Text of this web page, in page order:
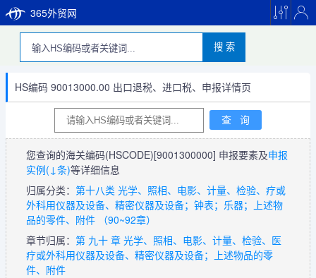
365外贸网
搜 索
HS编码 90013000.00 出口退税、进口税、申报详情页
您查询的海关编码(HSCODE)[9001300000] 申报要素及申报
实例(↓条)等详细信息
归属分类： 第十八类 光学、照相、电影、计量、检验、疗或
外科用仪器及设备、精密仪器及设备；钟表；乐器；上述物
品的零件、附件 （90~92章）
章节归属： 第 九十 章 光学、照相、电影、计量、检验、医
疗或外科用仪器及设备、精密仪器及设备；上述物品的零
件、附件